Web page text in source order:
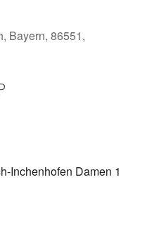
Bayern, 86551,
Inchenhofen Damen 1